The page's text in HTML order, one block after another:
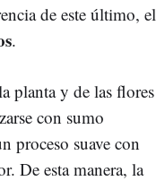
de este último, el
.
planta y de las flores
con sumo
proceso suave con
De esta manera, la